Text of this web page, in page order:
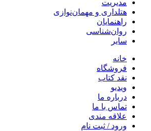
مدیریت
هتلداری و مهمان‌نوازی
راهنمایان
روان‌شناسی
سایر
خانه
فروشگاه
نقد کتاب
ویدیو
درباره‌ ما
تماس با ما
علاقه مندی
ورود / ثبت نام